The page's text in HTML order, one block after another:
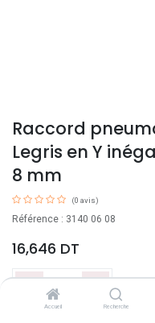
Accueil Recherche
Raccord
Legris en Y
8 mm
(0 avis)
Référence : 3140 06 08
16,646 DT